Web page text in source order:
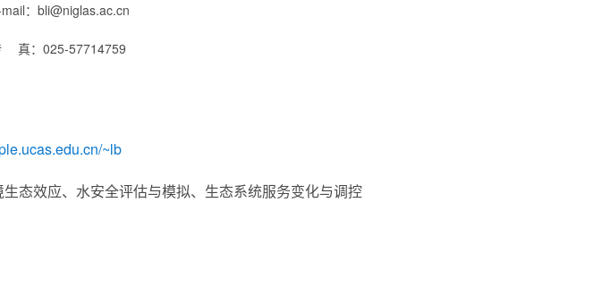
：bli@niglas.ac.cn
真： 025-57714759
~lb
态效应、水安全评估与模拟、生态系统服务变化与调控